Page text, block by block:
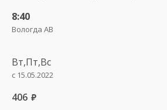
8:40
Вологда АВ
Вт,Пт,Вс
с 15.05.2022
406 руб.